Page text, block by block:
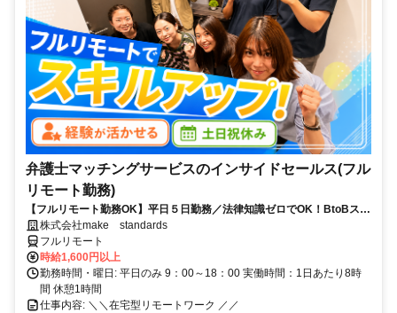
弁護士マッチングサービスのインサイドセールス(フル
リモート勤務)
【フルリモート勤務OK】平日５日勤務／法律知識ゼロでOK！BtoBスキ
ルが身につく営業職
株式会社make standards
フルリモート
時給1,600円以上
勤務時間・曜日: 平日のみ 9：00～18：00 実働時間：1日あたり8時
間 休憩1時間
仕事内容: ＼＼在宅型リモートワーク ／／